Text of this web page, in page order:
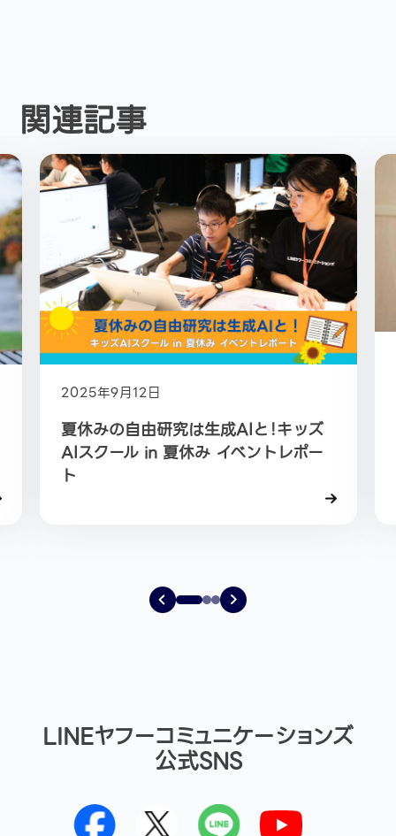
関連記事
2025年9月12日
夏休みの自由研究は生成AIと！キッズ
AIスクール in 夏休み イベントレポー
ト
LINEヤフーコミュニケーションズ
公式SNS